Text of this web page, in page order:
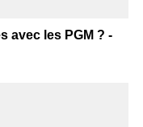
avec les PGM ? -